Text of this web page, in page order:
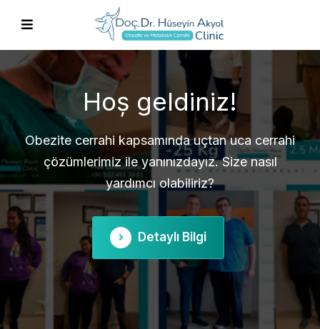
Obezite ve Metabolik
Cerrahi
Tüp mide, gastrik bypass, revizyon cerrahisi ve
daha fazlası hakkında bilgi için iletişime geçin.